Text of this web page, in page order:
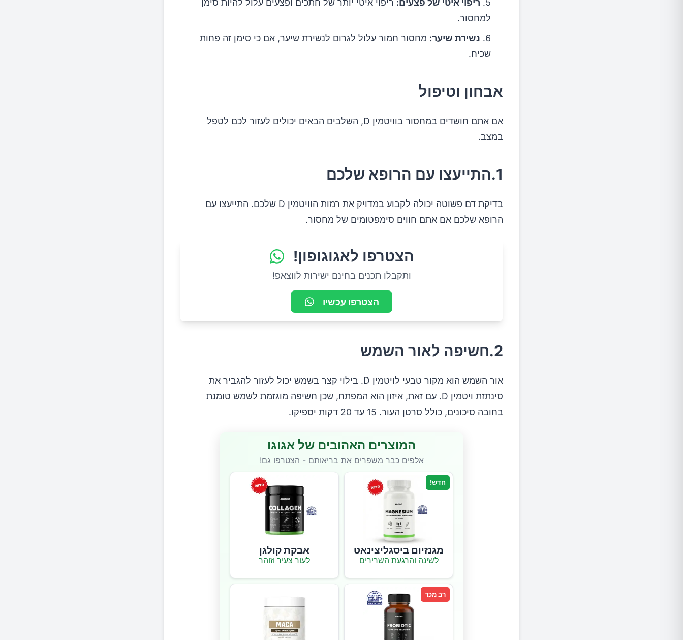
ריפוי איטי של פצעים: ריפוי איטי יותר של חתכים ופצעים עלול להיות סימן
למחסור.
נשירת שיער: מחסור חמור עלול לגרום לנשירת שיער, אם כי סימן זה פחות
שכיח.
אבחון וטיפול
אם אתם חושדים במחסור בוויטמין D, השלבים הבאים יכולים לעזור לכם לטפל
במצב.
1.התייעצו עם הרופא שלכם
בדיקת דם פשוטה יכולה לקבוע במדויק את רמות הוויטמין D שלכם. התייעצו עם
הרופא שלכם אם אתם חווים סימפטומים של מחסור.
הצטרפו לאגוגופון!
ותקבלו תכנים בחינם ישירות לווצאפ!
הצטרפו עכשיו
2.חשיפה לאור השמש
אור השמש הוא מקור טבעי לויטמין D. בילוי קצר בשמש יכול לעזור להגביר את
סינתזת ויטמין D. עם זאת, איזון הוא המפתח, שכן חשיפה מוגזמת לשמש טומנת
בחובה סיכונים, כולל סרטן העור. 15 עד 20 דקות יספיקו.
המוצרים האהובים של אגוגו
אלפים כבר משפרים את בריאותם - הצטרפו גם!
חדש!
מגנזיום ביסגליצינאט
לשינה והרגעת השרירים
אבקת קולגן
לעור צעיר וזוהר
רב מכר